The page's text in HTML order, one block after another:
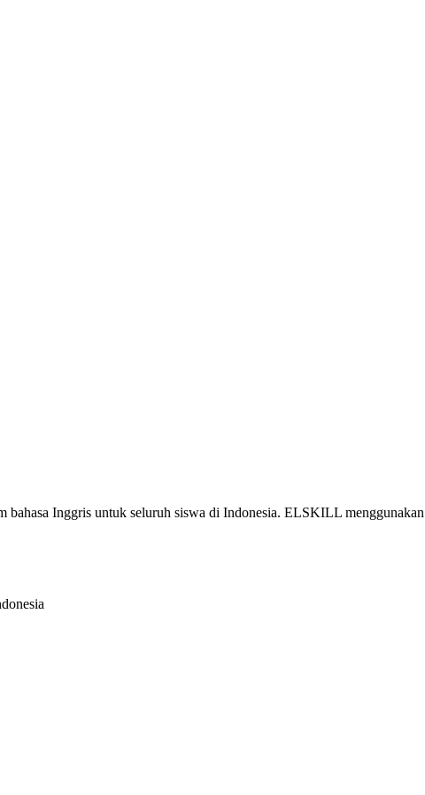
Inggris untuk seluruh siswa di Indonesia. ELSKILL